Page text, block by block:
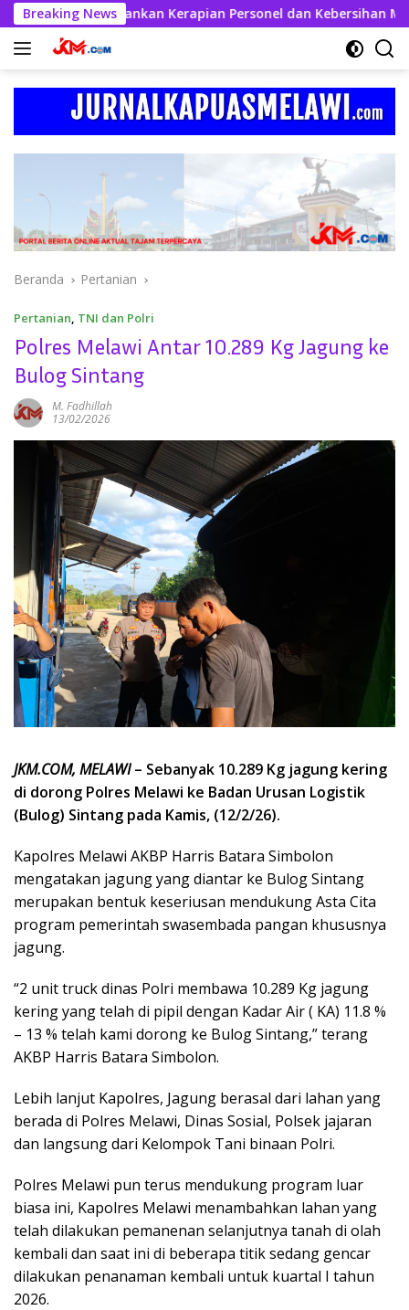
Langsung
ke
konten
Breaking News
Kahfi Tekankan Kerapian Personel dan Kebersihan Mako
Beranda Pertanian
Pertanian, TNI dan Polri
Polres Melawi Antar 10.289 Kg Jagung ke
Bulog Sintang
M. Fadhillah
13/02/2026
JKM.COM, MELAWI– Sebanyak 10.289 Kg jagung kering
di dorong Polres Melawi ke Badan Urusan Logistik
(Bulog) Sintang pada Kamis, (12/2/26).
Kapolres Melawi AKBP Harris Batara Simbolon
mengatakan jagung yang diantar ke Bulog Sintang
merupakan bentuk keseriusan mendukung Asta Cita
program pemerintah swasembada pangan khususnya
jagung.
“2 unit truck dinas Polri membawa 10.289 Kg jagung
kering yang telah di pipil dengan Kadar Air ( KA) 11.8 %
– 13 % telah kami dorong ke Bulog Sintang,” terang
AKBP Harris Batara Simbolon.
Lebih lanjut Kapolres, Jagung berasal dari lahan yang
berada di Polres Melawi, Dinas Sosial, Polsek jajaran
dan langsung dari Kelompok Tani binaan Polri.
Polres Melawi pun terus mendukung program luar
biasa ini, Kapolres Melawi menambahkan lahan yang
telah dilakukan pemanenan selanjutnya tanah di olah
kembali dan saat ini di beberapa titik sedang gencar
dilakukan penanaman kembali untuk kuartal I tahun
2026.